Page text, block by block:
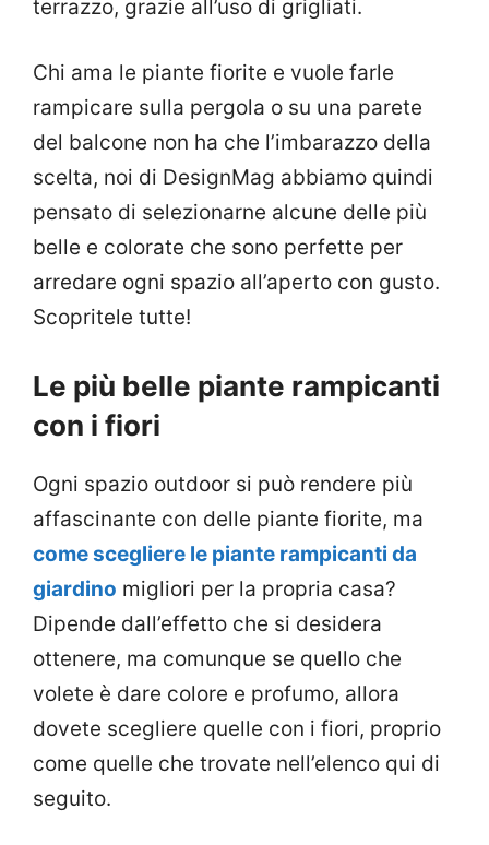
terrazzo, grazie all’uso di grigliati.
Chi ama le piante fiorite e vuole farle
rampicare sulla pergola o su una parete
del balcone non ha che l’imbarazzo della
scelta, noi di DesignMag abbiamo quindi
pensato di selezionarne alcune delle più
belle e colorate che sono perfette per
arredare ogni spazio all’aperto con gusto.
Scopritele tutte!
Le più belle piante rampicanti
con i fiori
Ogni spazio outdoor si può rendere più
affascinante con delle piante fiorite, ma
come scegliere le piante rampicanti da
giardino migliori per la propria casa?
Dipende dall’effetto che si desidera
ottenere, ma comunque se quello che
volete è dare colore e profumo, allora
dovete scegliere quelle con i fiori, proprio
come quelle che trovate nell’elenco qui di
seguito.